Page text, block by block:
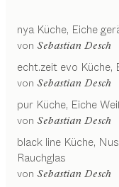
nyaKüche Eiche
von Sebastian Desch
echt.zeit evo Küche
von Sebastian Desch
pur Küche Eiche
von Sebastian Desch
black line Küche
Rauchglas
von Sebastian Desch